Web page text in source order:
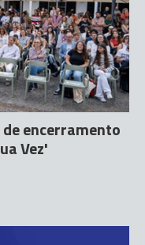
encerramento
Vez'